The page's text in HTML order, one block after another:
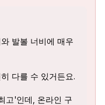
발볼 너비에 매우
다를 수 있거든요.
고'인데, 온라인 구